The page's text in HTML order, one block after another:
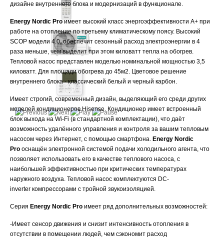
дизайне внутреннего блока и модернизаций в функционале.
Energy Nordic Proимеет высокий класс энергоэффективности А+ при
работе на отопление по третьему климатическому поясу. Высокий
SCOP модели 4.0, обеспечит сезонный расход электроэнергии в 4
раза меньше, чем выделит при этом киловатт тепла на обогрев.
Тепловой насос представлен моделью номинальной мощностью 3,5
киловатт. Для площади обогрева до 45м2. Цветовое решение
внутреннего блока - классический белый и черный карбон.
Имеет строгий, современный дизайн, выделяющий его среди других
моделей кондиционеров Hisense. Кондиционер имеет встроенный
блок выхода на Wi-Fi (в стандартной комплектации), что даёт
возможность удалённого управления и контроля за вашим тепловым
насосом через Интернет, с помощью смартфона. Energy Nordic
Pro оснащён электронной системой подачи холодильного агента, что
позволяет использовать его в качестве теплового насоса, с
наибольшей эффективностью при критических температурах
наружного воздуха. Тепловой насос комплектуются DC-
inverter компрессорами с тройной звукоизоляцией.
Серия Energy Nordic Pro имеет ряд дополнительных возможностей:
-Имеет сенсор движения и снизит интенсивность отопления в
отсутствии в помещении людей, чем сэкономит расход